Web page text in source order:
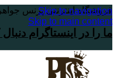
Skip to navigation
Skip to main content
فروشگاه اینترنتی پرنس
ما را در اینستاگرام دنبال